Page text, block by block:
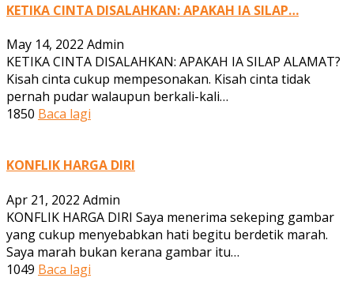
KETIKA CINTA DISALAHKAN: APAKAH IA SILAP…
May 14, 2022 Admin
KETIKA CINTA DISALAHKAN: APAKAH IA SILAP ALAMAT?
Kisah cinta cukup mempesonakan. Kisah cinta tidak
pernah pudar walaupun berkali-kali…
1850 Baca lagi
KONFLIK HARGA DIRI
Apr 21, 2022 Admin
KONFLIK HARGA DIRI Saya menerima sekeping gambar
yang cukup menyebabkan hati begitu berdetik marah.
Saya marah bukan kerana gambar itu…
1049 Baca lagi